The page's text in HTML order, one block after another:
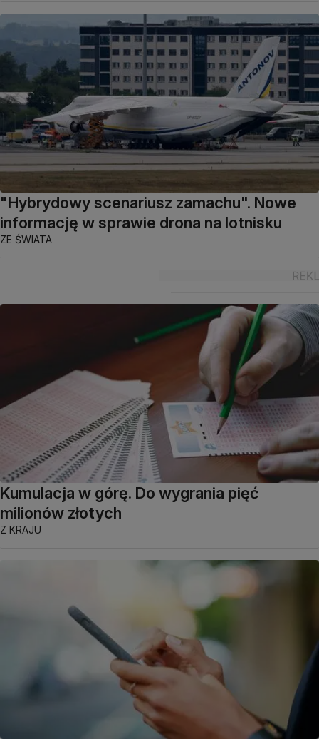
"Hybrydowy scenariusz zamachu". Nowe
informację w sprawie drona na lotnisku
ZE ŚWIATA
Kumulacja w górę. Do wygrania pięć
milionów złotych
Z KRAJU